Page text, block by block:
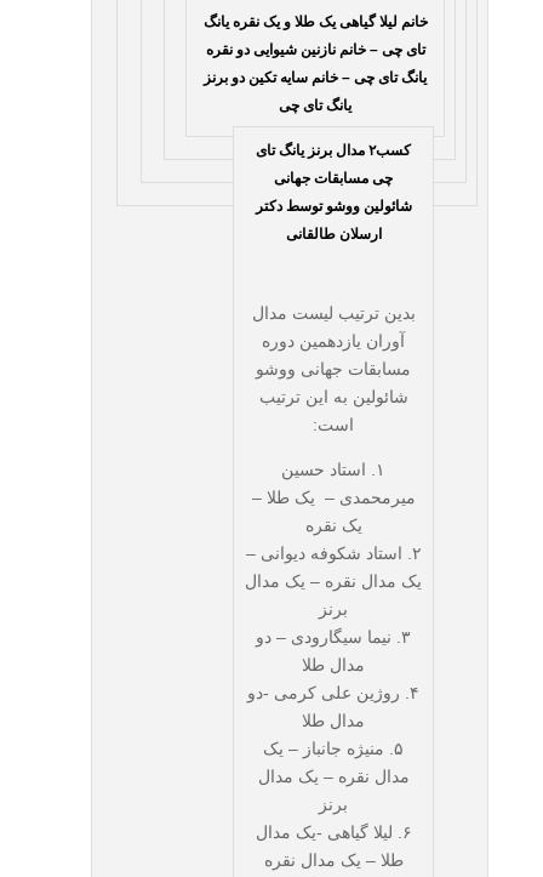
خانم لیلا گیاهی یک طلا و یک نقره یانگ
تای چی – خانم نازنین شیوایی دو نقره
یانگ تای چی – خانم سایه تکین دو برنز
یانگ تای چی
کسب۲ مدال برنز یانگ تای
چی مسابقات جهانی
شائولین ووشو توسط دکتر
ارسلان طالقانی
بدین ترتیب لیست مدال
آوران یازدهمین دوره
مسابقات جهانی ووشو
شائولین به این ترتیب
است:
۱. استاد حسین
میرمحمدی – یک طلا –
یک نقره
۲. استاد شکوفه دیوانی –
یک مدال نقره – یک مدال
برنز
۳. نیما سیگارودی – دو
مدال طلا
۴. روژین علی کرمی -دو
مدال طلا
۵. منیژه جانباز – یک
مدال نقره – یک مدال
برنز
۶. لیلا گیاهی -یک مدال
طلا – یک مدال نقره